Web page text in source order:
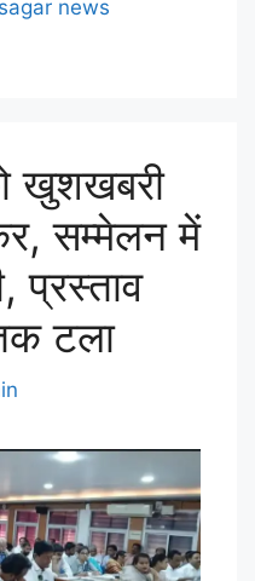
news
खुशखबरी
सम्मेलन में
प्रस्ताव
टला